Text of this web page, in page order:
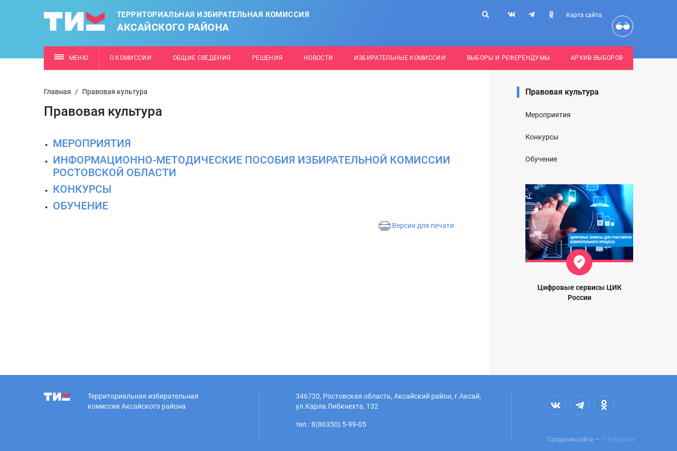
ТЕРРИТОРИАЛЬНАЯ ИЗБИРАТЕЛЬНАЯ КОМИССИЯ
АКСАЙСКОГО РАЙОНА
Карта сайта
МЕНЮ О КОМИССИИ ОБЩИЕ СВЕДЕНИЯ РЕШЕНИЯ НОВОСТИ ИЗБИРАТЕЛЬНЫЕ КОМИССИИ ВЫБОРЫ И РЕФЕРЕНДУМЫ АРХИВ ВЫБОРОВ
Главная / Правовая культура
Правовая культура
МЕРОПРИЯТИЯ
ИНФОРМАЦИОННО-МЕТОДИЧЕСКИЕ ПОСОБИЯ ИЗБИРАТЕЛЬНОЙ КОМИССИИ
РОСТОВСКОЙ ОБЛАСТИ
КОНКУРСЫ
ОБУЧЕНИЕ
Версия для печати
Правовая культура
Мероприятия
Конкурсы
Обучение
Цифровые сервисы ЦИК
России
Территориальная избирательная
комиссия Аксайского района
346720, Ростовская область, Аксайский район, г.Аксай,
ул.Карла Либкнехта, 132
тел.: 8(86350) 5-99-05
Создание сайта — IT Enterprise